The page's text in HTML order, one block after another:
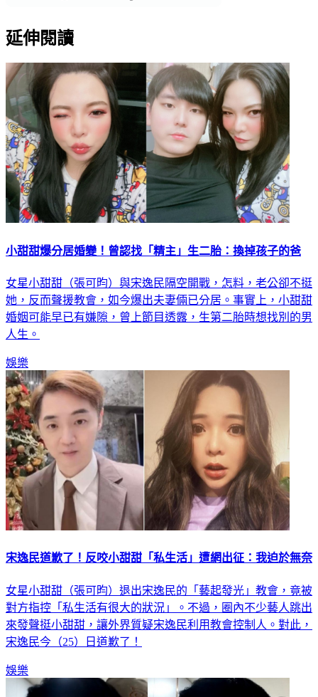
延伸閱讀
小甜甜爆分居婚變！曾認找「精主」生二胎：換掉孩子的爸
女星小甜甜（張可昀）與宋逸民隔空開戰，怎料，老公卻不挺
她，反而聲援教會，如今爆出夫妻倆已分居。事實上，小甜甜
婚姻可能早已有嫌隙，曾上節目透露，生第二胎時想找別的男
人生。
娛樂
宋逸民道歉了！反咬小甜甜「私生活」遭網出征：我迫於無奈
女星小甜甜（張可昀）退出宋逸民的「藝起發光」教會，竟被
對方指控「私生活有很大的狀況」。不過，圈內不少藝人跳出
來發聲挺小甜甜，讓外界質疑宋逸民利用教會控制人。對此，
宋逸民今（25）日道歉了！
娛樂